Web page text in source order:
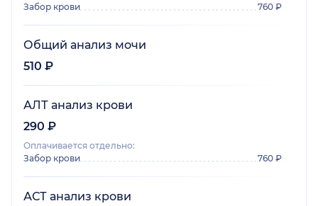
Забор крови
760 ₽
Общий анализ мочи
510 ₽
АЛТ анализ крови
290 ₽
Оплачивается отдельно:
Забор крови
760 ₽
АСТ анализ крови